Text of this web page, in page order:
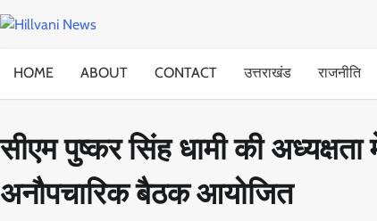
to
HOME
ABOUT CONTACT उत्तराखंड राजनीति
सीएम पुष्कर सिंह धामी की
अनौपचारिक बैठक आयोजित